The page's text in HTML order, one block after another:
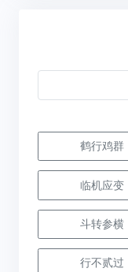
鹤行鸡群
临机应变
斗转参横
行不贰过